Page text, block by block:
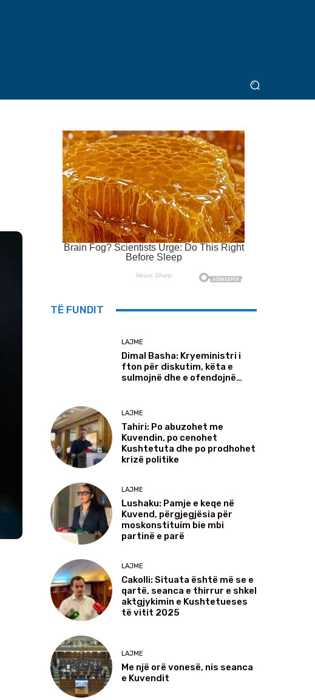
TË FUNDIT
LAJME
Dimal Basha: Kryeministri i
fton për diskutim, këta e
sulmojnë dhe e ofendojnë…
LAJME
Tahiri: Po abuzohet me
Kuvendin, po cenohet
Kushtetuta dhe po prodhohet
krizë politike
LAJME
Lushaku: Pamje e keqe në
Kuvend, përgjegjësia për
moskonstituim bie mbi
partinë e parë
LAJME
Cakolli: Situata është më se e
qartë, seanca e thirrur e shkel
aktgjykimin e Kushtetueses
të vitit 2025
LAJME
Me një orë vonesë, nis seanca
e Kuvendit